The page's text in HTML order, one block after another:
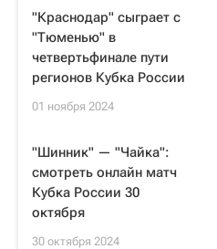
"Краснодар" сыграет с
"Тюменью" в
четвертьфинале пути
регионов Кубка России
01 ноября 2024
"Шинник" — "Чайка":
смотреть онлайн матч
Кубка России 30
октября
30 октября 2024